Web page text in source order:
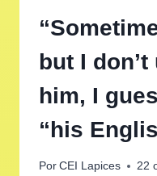
but I
him, I
“his
Por CEI Lapices 22